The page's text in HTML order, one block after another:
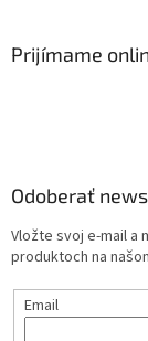
Prijímame
Odoberať
Vložte svoj e-mail a
produktoch na
Email